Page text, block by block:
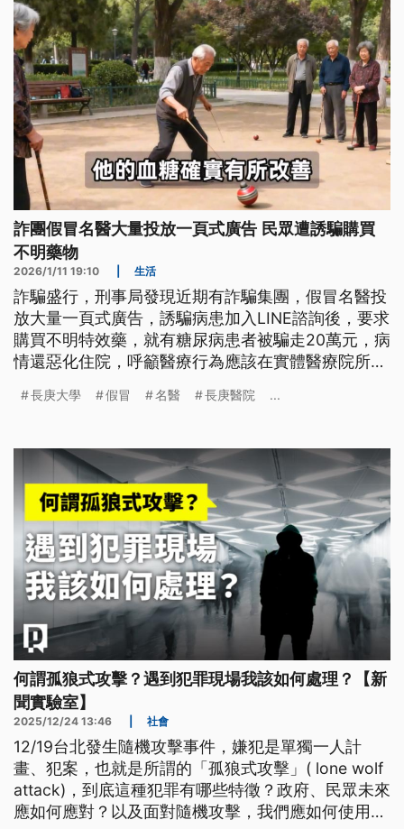
詐團假冒名醫大量投放一頁式廣告 民眾遭誘騙購買
不明藥物
2026/1/11 19:10 生活
詐騙盛行，刑事局發現近期有詐騙集團，假冒名醫投
放大量一頁式廣告，誘騙病患加入LINE諮詢後，要求
購買不明特效藥，就有糖尿病患者被騙走20萬元，病
情還惡化住院，呼籲醫療行為應該在實體醫療院所進
醫事查詢系統確認。
長庚大學 假冒 名醫 長庚醫院 ...
何謂孤狼式攻擊？遇到犯罪現場我該如何處理？【新
聞實驗室】
2025/12/24 13:46 社會
12/19台北發生隨機攻擊事件，嫌犯是單獨一人計
畫、犯案，也就是所謂的「孤狼式攻擊」( lone wolf
attack)，到底這種犯罪有哪些特徵？政府、民眾未來
應如何應對？以及面對隨機攻擊，我們應如何使用社